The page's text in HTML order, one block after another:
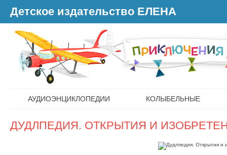
Детское издательство ЕЛЕНА
АУДИОЭНЦИКЛОПЕДИИ КОЛЫБЕЛЬНЫЕ
ДУДЛПЕДИЯ. ОТКРЫТИЯ И